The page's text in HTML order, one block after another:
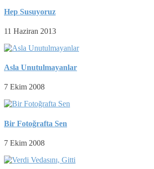
Hep Susuyoruz
11 Haziran 2013
Asla Unutulmayanlar
7 Ekim 2008
Bir Fotoğrafta Sen
7 Ekim 2008